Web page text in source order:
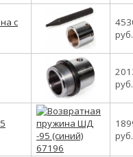
с
руб.
руб.
руб.